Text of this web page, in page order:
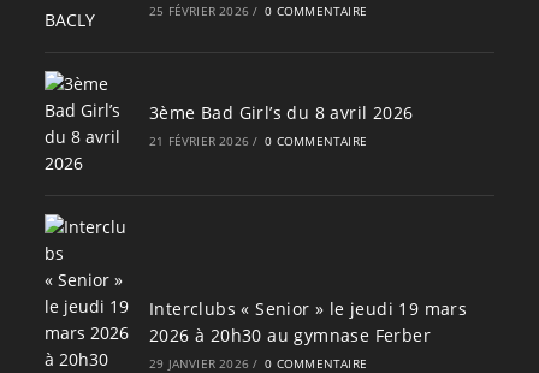
25 FÉVRIER 2026 / 0 COMMENTAIRE
3ème Bad Girl’s du 8 avril 2026
21 FÉVRIER 2026 / 0 COMMENTAIRE
Interclubs « Senior » le jeudi 19 mars
2026 à 20h30 au gymnase Ferber
29 JANVIER 2026 / 0 COMMENTAIRE